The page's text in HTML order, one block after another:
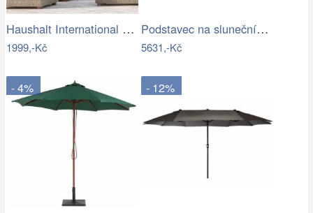
Haushalt International Dřevěný…
1999,-Kč
Podstavec na slunečník 50kg-GD
5631,-Kč
- 4% - 12%